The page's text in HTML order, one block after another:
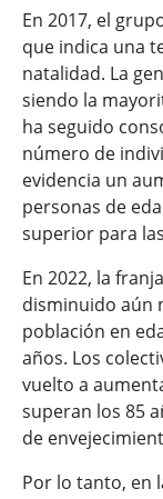
En 2017, el
que indica una
natalidad. La
siendo la
ha seguido
número de
evidencia un
personas de
superior para
En 2022, la
disminuido aún
población en
años. Los
vuelto a
superan los 85
de
Por lo tanto, en